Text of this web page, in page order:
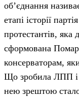
об’єднання
етапі історії
протестантів, яка
сформована
консерваторам,
Що зробила ЛПП і
нею зрештою